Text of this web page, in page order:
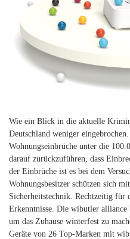
Wie ein Blick in die aktuelle
Deutschland weniger
Wohnungseinbrüche unter die
darauf zurückzuführen, dass
der Einbrüche ist es bei dem
Wohnungsbesitzer schützen sich
Sicherheitstechnik. Rechtzeitig für
Erkenntnisse. Die wibutler alliance
um das Zuhause winterfest zu
Geräte von 26 Top-Marken mit